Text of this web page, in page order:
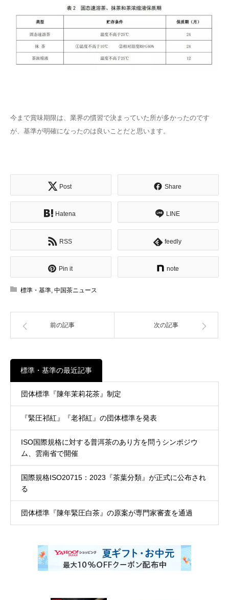
今まで賞味期限は、業界の慣習で決まっていた所が多かったのです
が、基準が明確になったのは良いことだと思います。
Post Share
Hatena LINE
RSS feedly
Pin it note
標準・基準, 中国茶ニュース
前の記事 次の記事
標準・基準の最近記事
団体標準『陳年茉莉花茶』制定
『緊圧祁紅』『老祁紅』の団体標準を発表
ISO国際規格に対する普洱茶のあり方を問うシンポジウ
ム、雲南省で開催
国際規格ISO20715：2023『茶葉分類』が正式に公布され
る
団体標準『陳年緊圧白茶』の原案が専門家審査を通過